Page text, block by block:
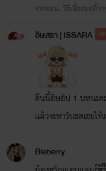
จากตอน: วิธีเลี้ย
อิษสรา | ISSARA นั
คืนนี้อิษอัป 1 บทนะค
แล้วจะหาวันชดเชยใ
Bieberry